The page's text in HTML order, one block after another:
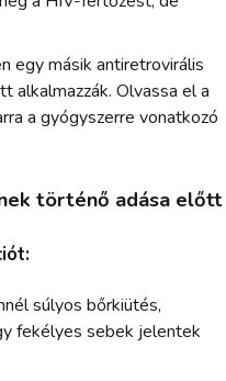
egy másik antiretrovirális
alkalmazzák. Olvassa el a
a gyógyszerre vonatkozó
történő adása előtt
súlyos bőrkiütés,
fekélyes sebek jelentek